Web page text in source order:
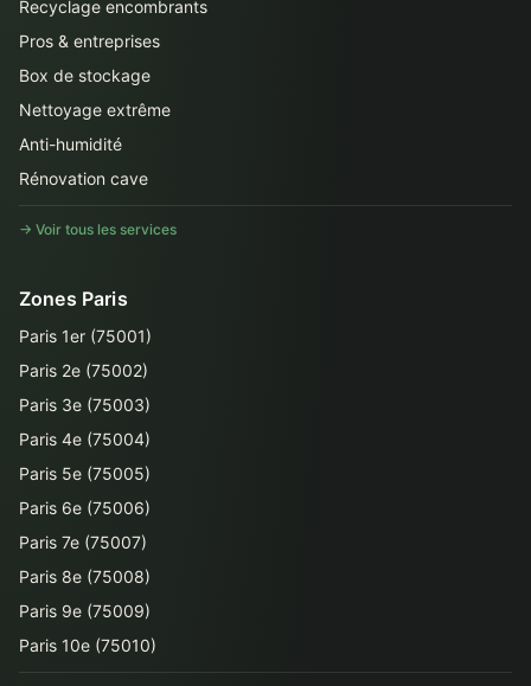
Recyclage encombrants
Pros & entreprises
Box de stockage
Nettoyage extrême
Anti-humidité
Rénovation cave
→ Voir tous les services
Zones Paris
Paris 1er (75001)
Paris 2e (75002)
Paris 3e (75003)
Paris 4e (75004)
Paris 5e (75005)
Paris 6e (75006)
Paris 7e (75007)
Paris 8e (75008)
Paris 9e (75009)
Paris 10e (75010)